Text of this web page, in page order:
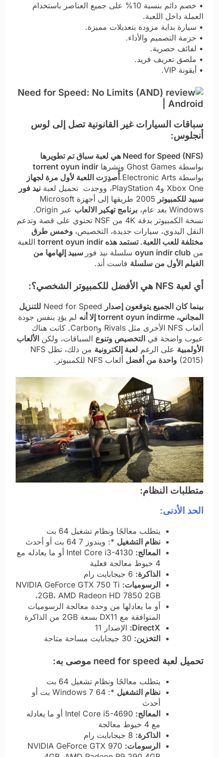
• خصم دائم بنسبة 10% على جميع العناصر باستخدام
العملة داخل اللعبة.
• سيارة بداية مزودة بتعديلات مميزة.
• حزمة التصميم والأداء.
• لفائف حصرية.
• ملصق تعريف فريد.
• أيقونة VIP.
سباقات السيارات غير القانونية تصل إلى لوس
أنجلوس:
Need for Speed (NFS) هي لعبة سباق تم تطويرها
بواسطة Ghost Games ونشرها
torrent oyun indir
بواسطة Electronic Arts.
أُصدِرَت اللعبة لأول مرة لجهاز
Xbox One وPlayStation 4، ووجدت
تحميل لعبة نيد فور
سبيد للكمبيوتر 2005
طريقها إلى أجهزة Microsoft
Windows بعد عام،
برنامج تهكير الالعاب​
عبر Origin.
نسخة الكمبيوتر بدقة 4K من NSF تحتوي على قصة وتدعم
النقل اليدوي، سيارات جديدة، التخصيص، وخمس طرق
مختلفة للعب اللعبة. تستمد هذه torrent oyun indir
اللعبة
من oyun indir club سلسلة نيد فور سبيد إلهامها من
الفيلم الأول من سلسلة فاست أند.
أي لعبة NFS هي الأفضل للكمبيوتر الشخصي؟:
بينما كان الجميع يتوقعون إصدار
للتنزيل
المجاني، torrent oyun indirme إلا أنه
لم يؤدِ بنفس جودة
ألعاب NFS الأخرى مثل Rivals وCarbon. كانت هناك
عيوب واضحة في التخصيص وتنوع السباقات، ولكن الألعاب
الأولمبية​ على الرغم لعبة إلكترونية​
من ذلك، تظل NFS
(2015) واحدة من أفضل ألعاب NFS للكمبيوتر.
متطلبات النظام:
الحد الأدنى:
يتطلب معالجًا ونظام تشغيل 64 بت
نظام التشغيل *: ويندوز 7 64 بت أو أحدث
المعالج:
Intel Core i3-4130 أو ما يعادله مع
4 خيوط معالجة فعلية
الذاكرة:
الرسوميات: NVIDIA GeForce GTX 750 Ti
2GB، AMD Radeon HD 7850 2GB،
أو ما يعادلها من وحدة معالجة الرسوميات
المتوافقة مع DX11 بسعة 2GB من الذاكرة
DirectX: الإصدار 11
التخزين:
تحميل لعبة need for speed موصى به:
يتطلب معالجًا ونظام تشغيل 64 بت
نظام التشغيل
*: Windows 7 64 بت أو
أحدث
المعالج:
Intel Core i5-4690 أو ما يعادله
مع 4 خيوط معالجة
الذاكرة:
الرسومات: NVIDIA GeForce GTX 970